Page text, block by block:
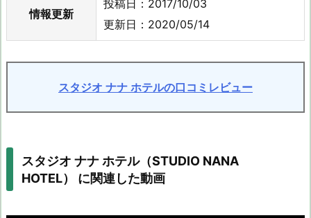
情報更新
投稿日：2017/10/03
更新日：2020/05/14
スタジオ ナナ ホテルの口コミレビュー
スタジオ ナナ ホテル（STUDIO NANA
HOTEL） に関連した動画